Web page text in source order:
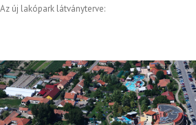
Az új lakópark látványterve: